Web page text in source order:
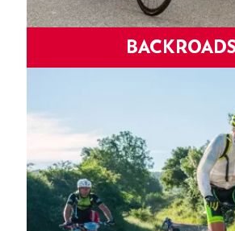
BACKROADS
y montañas de mar a
MÁS INFORMACIÓN